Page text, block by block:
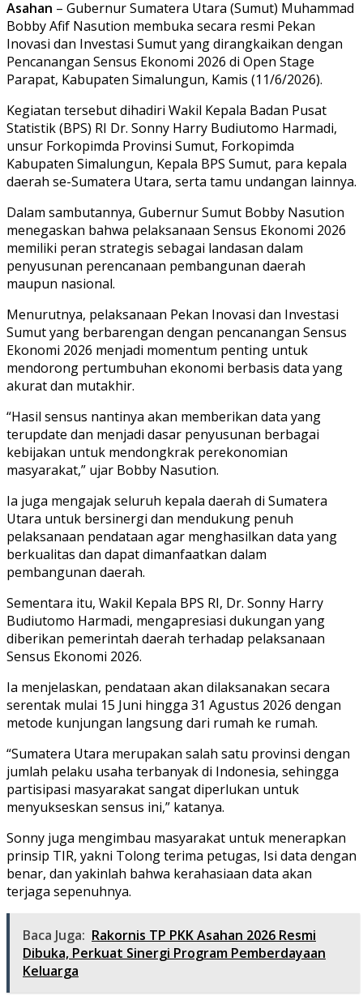
Asahan – Gubernur Sumatera Utara (Sumut) Muhammad
Bobby Afif Nasution membuka secara resmi Pekan
Inovasi dan Investasi Sumut yang dirangkaikan dengan
Pencanangan Sensus Ekonomi 2026 di Open Stage
Parapat, Kabupaten Simalungun, Kamis (11/6/2026).
Kegiatan tersebut dihadiri Wakil Kepala Badan Pusat
Statistik (BPS) RI Dr. Sonny Harry Budiutomo Harmadi,
unsur Forkopimda Provinsi Sumut, Forkopimda
Kabupaten Simalungun, Kepala BPS Sumut, para kepala
daerah se-Sumatera Utara, serta tamu undangan lainnya.
Dalam sambutannya, Gubernur Sumut Bobby Nasution
menegaskan bahwa pelaksanaan Sensus Ekonomi 2026
memiliki peran strategis sebagai landasan dalam
penyusunan perencanaan pembangunan daerah
maupun nasional.
Menurutnya, pelaksanaan Pekan Inovasi dan Investasi
Sumut yang berbarengan dengan pencanangan Sensus
Ekonomi 2026 menjadi momentum penting untuk
mendorong pertumbuhan ekonomi berbasis data yang
akurat dan mutakhir.
“Hasil sensus nantinya akan memberikan data yang
terupdate dan menjadi dasar penyusunan berbagai
kebijakan untuk mendongkrak perekonomian
masyarakat,” ujar Bobby Nasution.
Ia juga mengajak seluruh kepala daerah di Sumatera
Utara untuk bersinergi dan mendukung penuh
pelaksanaan pendataan agar menghasilkan data yang
berkualitas dan dapat dimanfaatkan dalam
pembangunan daerah.
Sementara itu, Wakil Kepala BPS RI, Dr. Sonny Harry
Budiutomo Harmadi, mengapresiasi dukungan yang
diberikan pemerintah daerah terhadap pelaksanaan
Sensus Ekonomi 2026.
Ia menjelaskan, pendataan akan dilaksanakan secara
serentak mulai 15 Juni hingga 31 Agustus 2026 dengan
metode kunjungan langsung dari rumah ke rumah.
“Sumatera Utara merupakan salah satu provinsi dengan
jumlah pelaku usaha terbanyak di Indonesia, sehingga
partisipasi masyarakat sangat diperlukan untuk
menyukseskan sensus ini,” katanya.
Sonny juga mengimbau masyarakat untuk menerapkan
prinsip TIR, yakni Tolong terima petugas, Isi data dengan
benar, dan yakinlah bahwa kerahasiaan data akan
terjaga sepenuhnya.
Baca Juga: Rakornis TP PKK Asahan 2026 Resmi
Dibuka, Perkuat Sinergi Program Pemberdayaan
Keluarga